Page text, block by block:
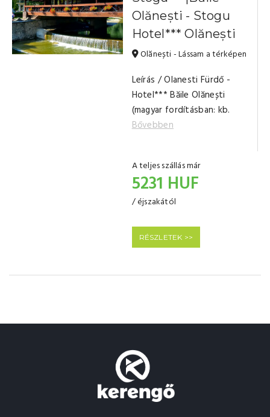
Olănești - Stogu
Hotel*** Olănești
Olănești - Lássam a térképen
Leírás / Olanesti Fürdő -
Hotel*** Băile Olănești
(magyar fordításban: kb.
Bővebben
A teljes szállás már
5231 HUF
/ éjszakától
RÉSZLETEK >>